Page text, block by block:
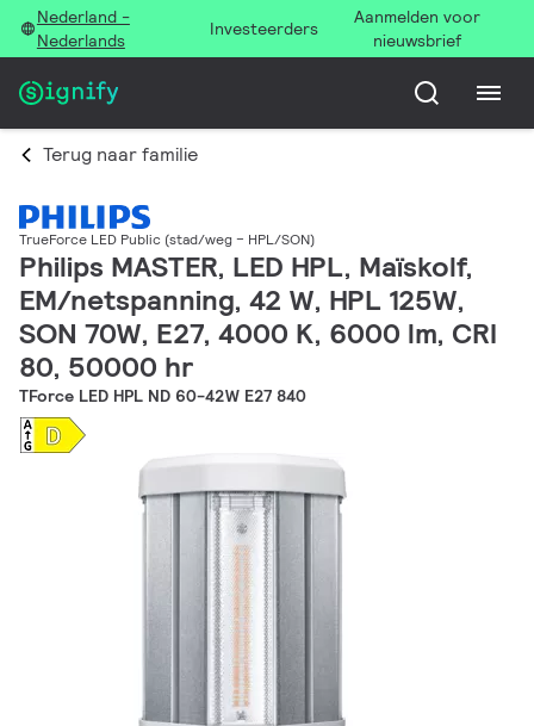
Nederland -
Nederlands
Investeerders
Aanmelden voor
nieuwsbrief
Terug naar familie
TrueForce LED Public (stad/weg – HPL/SON)
Philips MASTER, LED HPL, Maïskolf,
EM/netspanning, 42 W, HPL 125W,
SON 70W, E27, 4000 K, 6000 lm, CRI
80, 50000 hr
TForce LED HPL ND 60-42W E27 840